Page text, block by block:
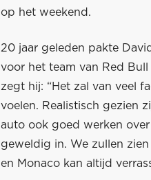
op het weekend.
20 jaar geleden pakte
voor het team van Red
zegt hij: “Het zal van veel
voelen. Realistisch gezien
auto ook goed werken
geweldig in. We zullen
en Monaco kan altijd